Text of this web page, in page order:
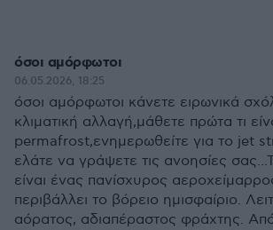
όσοι αμόρφωτοι
06.05.2026, 18:25
όσοι αμόρφωτοι κάνετε ειρωνικά
κλιματική αλλαγή,μάθετε πρώτα τι
permafrost,ενημερωθείτε για το jet
ελάτε να γράψετε τις ανοησίες
είναι ένας πανίσχυρος
περιβάλλει το βόρειο ημισφαίριο.
αόρατος, αδιαπέραστος φράχτης.